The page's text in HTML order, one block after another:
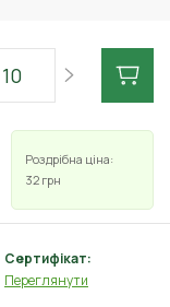
Роздрібна ціна:
32 грн
Сертифікат:
Переглянути